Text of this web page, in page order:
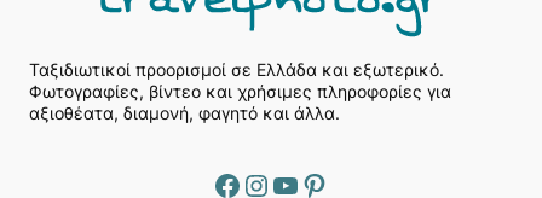
Ταξιδιωτικοί προορισμοί σε Ελλάδα και εξωτερικό.
Φωτογραφίες, βίντεο και χρήσιμες πληροφορίες για
αξιοθέατα, διαμονή, φαγητό και άλλα.
Facebook Instagram YouTube Pinterest